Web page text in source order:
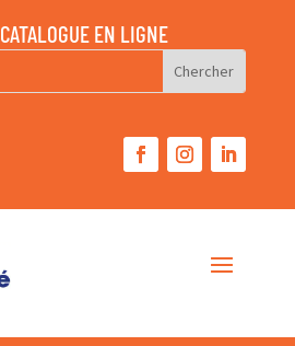
CATALOGUE EN LIGNE